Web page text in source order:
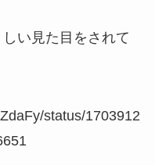
い見た目をされて
status/1703912